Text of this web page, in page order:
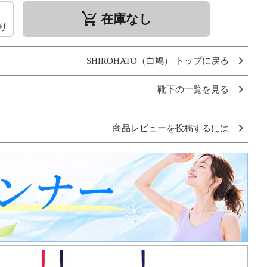
remove_shopping_cart 在庫なし
SHIROHATO（白鳩） トップに戻る
靴下の一覧を見る
商品レビューを投稿するには